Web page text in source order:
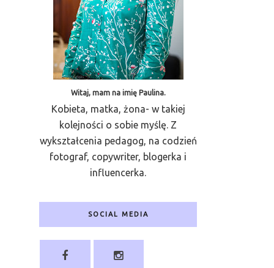
Witaj, mam na imię Paulina.
Kobieta, matka, żona- w takiej
kolejności o sobie myślę. Z
wykształcenia pedagog, na codzień
fotograf, copywriter, blogerka i
influencerka.
SOCIAL MEDIA